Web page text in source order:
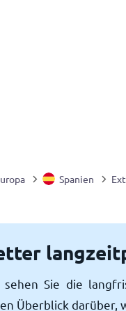
Spanien
sehen Sie die
Überblick darüber,